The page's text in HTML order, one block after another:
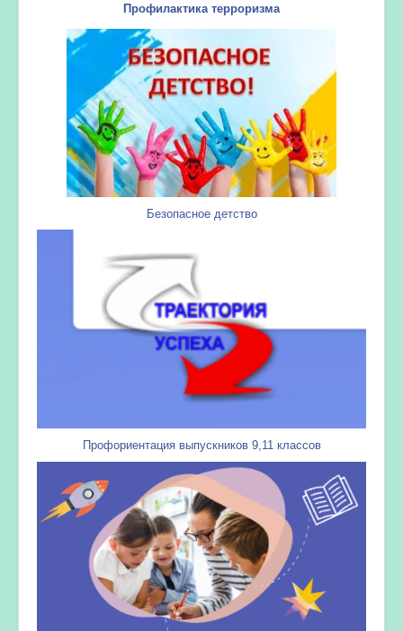
Профилактика терроризма
Безопасное детство
Профориентация выпускников 9,11 классов